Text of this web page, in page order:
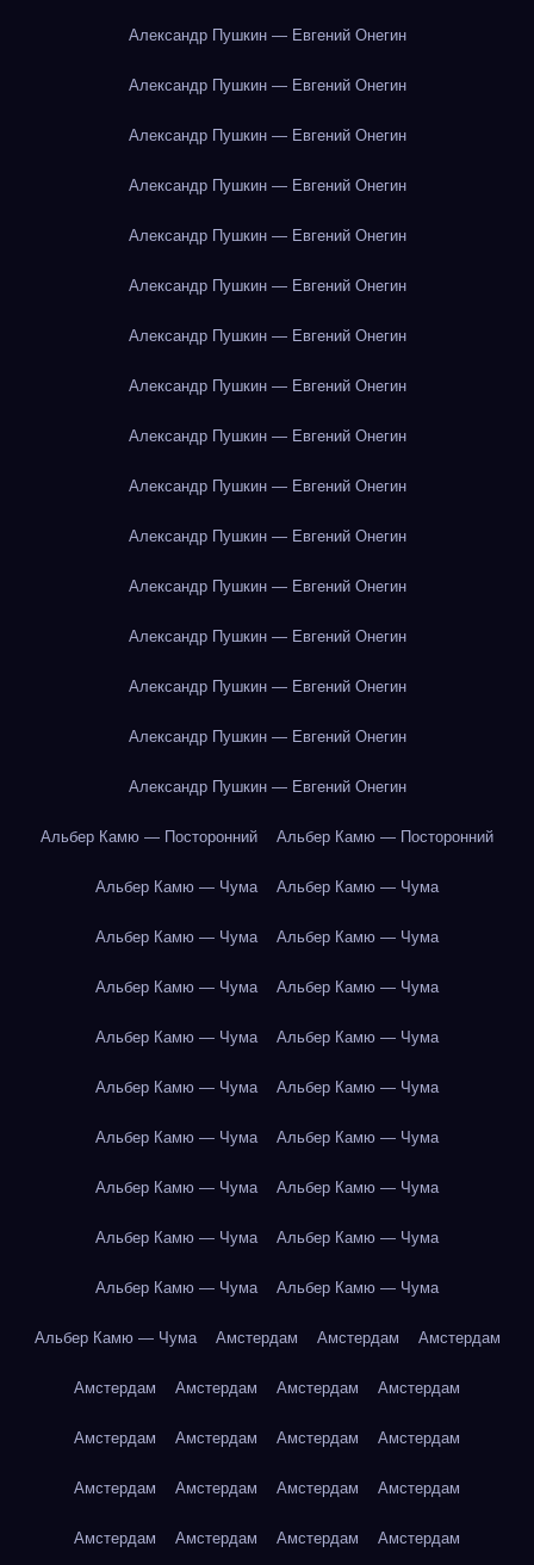
Александр Пушкин — Евгений Онегин
Александр Пушкин — Евгений Онегин
Александр Пушкин — Евгений Онегин
Александр Пушкин — Евгений Онегин
Александр Пушкин — Евгений Онегин
Александр Пушкин — Евгений Онегин
Александр Пушкин — Евгений Онегин
Александр Пушкин — Евгений Онегин
Александр Пушкин — Евгений Онегин
Александр Пушкин — Евгений Онегин
Александр Пушкин — Евгений Онегин
Александр Пушкин — Евгений Онегин
Александр Пушкин — Евгений Онегин
Александр Пушкин — Евгений Онегин
Александр Пушкин — Евгений Онегин
Александр Пушкин — Евгений Онегин
Альбер Камю — Посторонний Альбер Камю — Посторонний
Альбер Камю — Чума Альбер Камю — Чума
Альбер Камю — Чума Альбер Камю — Чума
Альбер Камю — Чума Альбер Камю — Чума
Альбер Камю — Чума Альбер Камю — Чума
Альбер Камю — Чума Альбер Камю — Чума
Альбер Камю — Чума Альбер Камю — Чума
Альбер Камю — Чума Альбер Камю — Чума
Альбер Камю — Чума Альбер Камю — Чума
Альбер Камю — Чума Альбер Камю — Чума
Альбер Камю — Чума Амстердам Амстердам Амстердам
Амстердам Амстердам Амстердам Амстердам
Амстердам Амстердам Амстердам Амстердам
Амстердам Амстердам Амстердам Амстердам
Амстердам Амстердам Амстердам Амстердам